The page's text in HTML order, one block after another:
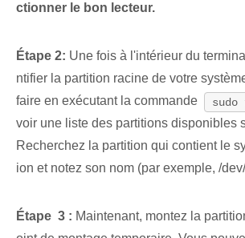
ctionner le bon lecteur.
Étape 2: Une fois à l'intérieur du
ntifier la partition racine de votre
faire en exécutant la commande⁤
voir une liste des partitions disponibles
Recherchez​ la partition ‌qui ⁤contient le
ion et notez son nom (par exemple, /
Étape ⁢ 3 : Maintenant, montez la